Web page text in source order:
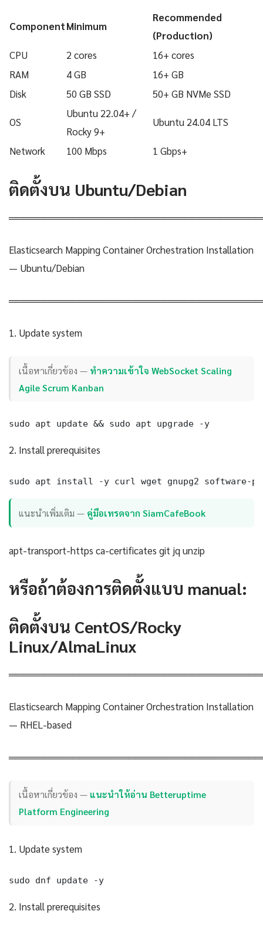
ComponentMinimum
Recommended
(Production)
CPU
2 cores
16+ cores
RAM
4 GB
16+ GB
Disk
50 GB SSD 50+ GB NVMe SSD
OS
Ubuntu 22.04+ /
Rocky 9+
Ubuntu 24.04 LTS
Network 100 Mbps 1 Gbps+
ติดตั้งบน Ubuntu/Debian
Elasticsearch Mapping Container Orchestration Installation
— Ubuntu/Debian
1. Update system
เนื้อหาเกี่ยวข้อง — ทำความเข้าใจ WebSocket Scaling
Agile Scrum Kanban
sudo apt update && sudo apt upgrade -y
2. Install prerequisites
sudo apt install -y curl wget gnupg2 software-
แนะนำเพิ่มเติม — คู่มือเทรดจาก SiamCafeBook
apt-transport-https ca-certificates git jq unzip
หรือถ้าต้องการติดตั้งแบบ manual:
ติดตั้งบน CentOS/Rocky
Linux/AlmaLinux
Elasticsearch Mapping Container Orchestration Installation
— RHEL-based
เนื้อหาเกี่ยวข้อง — แนะนำให้อ่าน Betteruptime
Platform Engineering
1. Update system
sudo dnf update -y
2. Install prerequisites